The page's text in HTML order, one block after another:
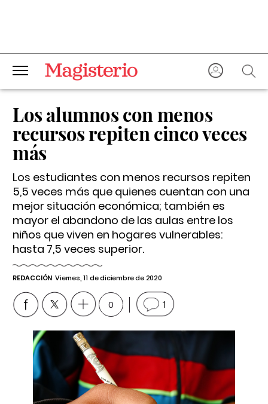
Los alumnos con menos
recursos repiten cinco veces
más
Los estudiantes con menos recursos repiten
5,5 veces más que quienes cuentan con una
mejor situación económica; también es
mayor el abandono de las aulas entre los
niños que viven en hogares vulnerables:
hasta 7,5 veces superior.
REDACCIÓN Viernes, 11 de diciembre de 2020
0 1